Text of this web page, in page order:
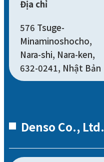
Địa chỉ
576 Tsuge-
Minaminoshocho,
Nara-shi, Nara-ken,
632-0241, Nhật Bản
Denso Co., Ltd.